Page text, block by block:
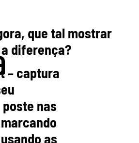
que tal mostrar
diferença?
– captura
nas
as